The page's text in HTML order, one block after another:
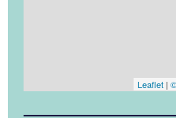
Leaflet |